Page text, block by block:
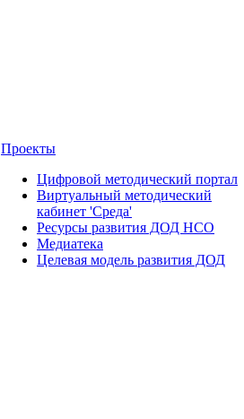
Проекты
Цифровой методический портал
Виртуальный методический
кабинет 'Среда'
Ресурсы развития ДОД НСО
Медиатека
Целевая модель развития ДОД